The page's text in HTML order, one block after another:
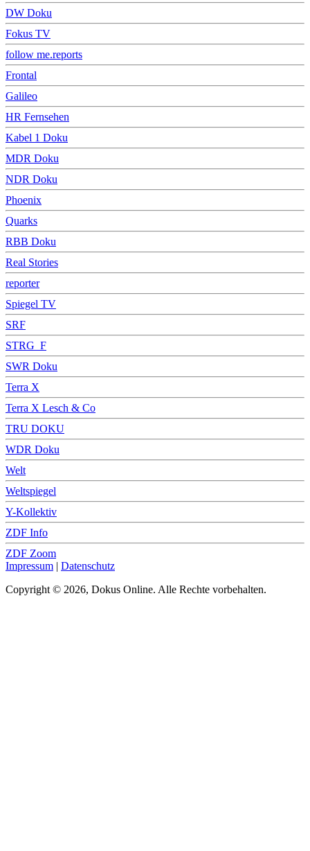
DW Doku
Fokus TV
follow me.reports
Frontal
Galileo
HR Fernsehen
Kabel 1 Doku
MDR Doku
NDR Doku
Phoenix
Quarks
RBB Doku
Real Stories
reporter
Spiegel TV
SRF
STRG_F
SWR Doku
Terra X
Terra X Lesch & Co
TRU DOKU
WDR Doku
Welt
Weltspiegel
Y-Kollektiv
ZDF Info
ZDF Zoom
Impressum | Datenschutz
Copyright © 2026, Dokus Online. Alle Rechte vorbehalten.